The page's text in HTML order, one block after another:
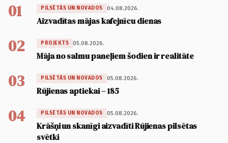
01 PILSĒTĀS UN NOVADOS 04.08.2026.
Aizvadītas mājas kafejnīcu dienas
02 PROJEKTS 05.08.2026.
Māja no salmu paneļiem šodien ir realitāte
03 PILSĒTĀS UN NOVADOS 05.08.2026.
Rūjienas aptiekai – 185
04 PILSĒTĀS UN NOVADOS 05.08.2026.
Krāšņi un skanīgi aizvadīti Rūjienas pilsētas
svētki